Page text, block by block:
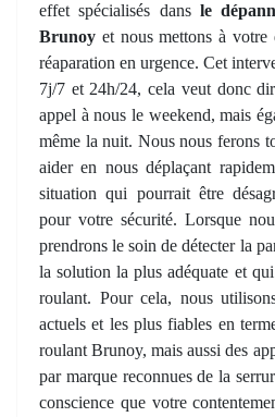
effet spécialisés dans le
Brunoy et nous mettons à
réaparation en urgence. Cet
7j/7 et 24h/24, cela veut donc
appel à nous le weekend, mais
même la nuit. Nous nous ferons
aider en nous déplaçant
situation qui pourrait être
pour votre sécurité. Lorsque
prendrons le soin de détecter la
la solution la plus adéquate et
roulant. Pour cela, nous
actuels et les plus fiables en
roulant Brunoy, mais aussi des
par marque reconnues de la
conscience que votre